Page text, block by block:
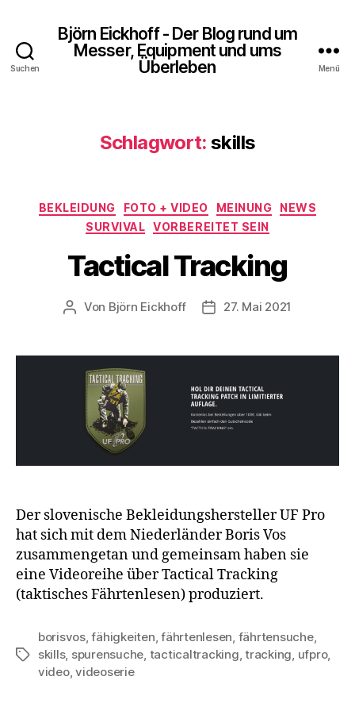
Suchen
Björn Eickhoff - Der Blog rund um
Messer, Equipment und ums
Überleben
Menü
Schlagwort: skills
Kategorien
BEKLEIDUNG FOTO + VIDEO MEINUNG
NEWS
SURVIVAL
VORBEREITET SEIN
Tactical Tracking
Beitragsautor
Von Björn Eickhoff Veröffentlichungsdatum
27. Mai 2021
Der slovenische Bekleidungshersteller UF Pro
hat sich mit dem Niederländer Boris Vos
zusammengetan und gemeinsam haben sie
eine Videoreihe über Tactical Tracking
(taktisches Fährtenlesen) produziert.
Schlagwörter
borisvos,fähigkeiten ,fährtenlesen fährtensuche,
skills, spurensuche tacticaltracking ,tracking ufpro,
video,videoserie